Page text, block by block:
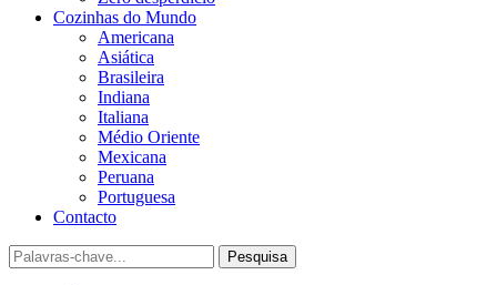
Cozinhas do Mundo
Americana
Asiática
Brasileira
Indiana
Italiana
Médio Oriente
Mexicana
Peruana
Portuguesa
Contacto